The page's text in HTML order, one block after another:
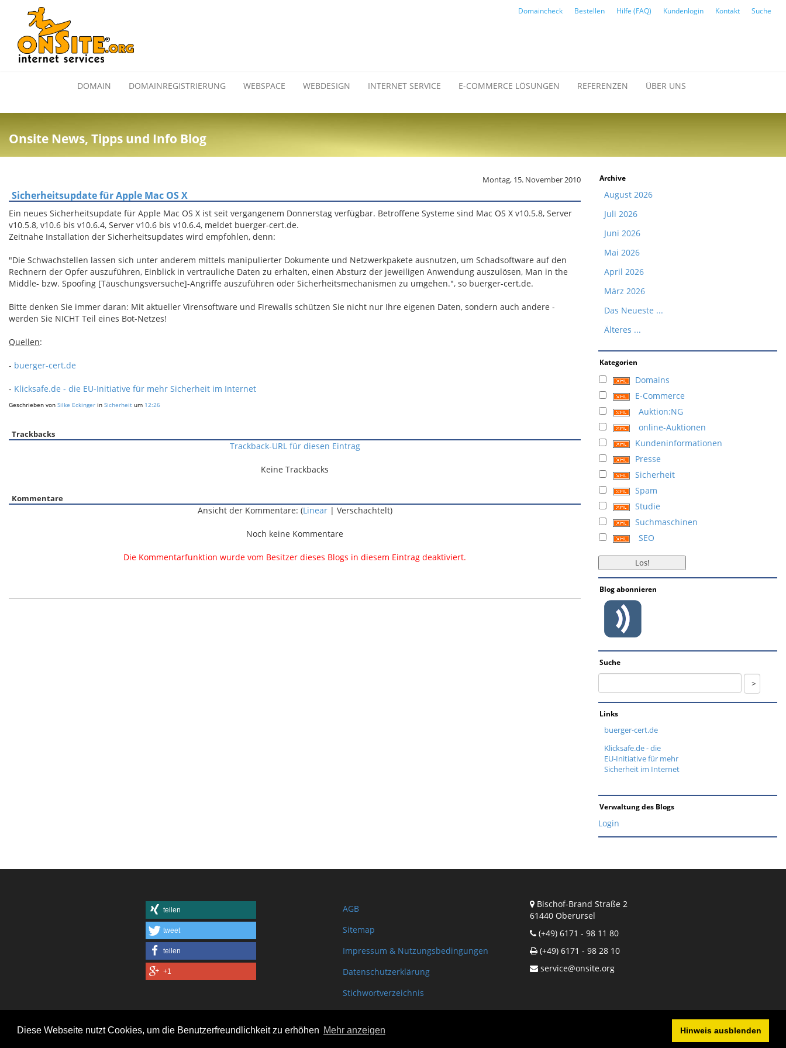
Diese Webseite nutzt Cookies, um die Benutzerfreundlichkeit zu erhöhen Mehr anzeigen Hinweis ausblenden
Domaincheck Bestellen Hilfe (FAQ) Kundenlogin Kontakt Suche
DOMAIN DOMAINREGISTRIERUNG WEBSPACE WEBDESIGN INTERNET SERVICE E-COMMERCE LÖSUNGEN REFERENZEN ÜBER UNS
Onsite News, Tipps und Info Blog
Montag, 15. November 2010
Sicherheitsupdate für Apple Mac OS X
Ein neues Sicherheitsupdate für Apple Mac OS X ist seit vergangenem Donnerstag verfügbar. Betroffene Systeme sind Mac OS X v10.5.8, Server
v10.5.8, v10.6 bis v10.6.4, Server v10.6 bis v10.6.4, meldet buerger-cert.de.
Zeitnahe Installation der Sicherheitsupdates wird empfohlen, denn:
"Die Schwachstellen lassen sich unter anderem mittels manipulierter Dokumente und Netzwerkpakete ausnutzen, um Schadsoftware auf den
Rechnern der Opfer auszuführen, Einblick in vertrauliche Daten zu erhalten, einen Absturz der jeweiligen Anwendung auszulösen, Man in the
Middle- bzw. Spoofing [Täuschungsversuche]-Angriffe auszuführen oder Sicherheitsmechanismen zu umgehen.", so buerger-cert.de.
Bitte denken Sie immer daran: Mit aktueller Virensoftware und Firewalls schützen Sie nicht nur Ihre eigenen Daten, sondern auch andere -
werden Sie NICHT Teil eines Bot-Netzes!
Quellen:
- buerger-cert.de
- Klicksafe.de - die EU-Initiative für mehr Sicherheit im Internet
Geschrieben von Silke Eckinger in Sicherheit um 12:26
Trackbacks
Trackback-URL für diesen Eintrag
Keine Trackbacks
Kommentare
Ansicht der Kommentare: (Linear| Verschachtelt)
Noch keine Kommentare
Die Kommentarfunktion wurde vom Besitzer dieses Blogs in diesem Eintrag deaktiviert.
Archive
August 2026
Juli 2026
Juni 2026
Mai 2026
April 2026
März 2026
Das Neueste ...
Älteres ...
Kategorien
Domains
E-Commerce
Auktion:NG
online-Auktionen
Kundeninformationen
Presse
Sicherheit
Spam
Studie
Suchmaschinen
SEO
Blog abonnieren
Suche
Links
buerger-cert.de
Klicksafe.de - die
EU-Initiative für mehr
Sicherheit im Internet
Verwaltung des Blogs
Login
teilen
tweet
teilen
+1
AGB
Sitemap
Impressum & Nutzungsbedingungen
Datenschutzerklärung
Stichwortverzeichnis
Shopinfo XML
Copyright www.onSite.org
Bischof-Brand Straße 2
61440 Oberursel
(+49) 6171 - 98 11 80
(+49) 6171 - 98 28 10
service@onsite.org